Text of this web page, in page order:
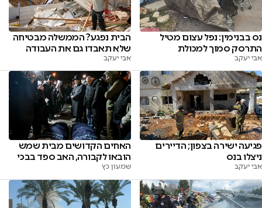
נס בבנימין: נפל עצום מטיל
התרסק סמוך למכולת
אבי יעקב
הבית נפגע? הממשלה מבטיחה
שלא תאבדו גם את העבודה
אבי יעקב
פגיעה ישירה בצפון; הדיירים
ניצלו בנס
אבי יעקב
האחים הקדושים מבית שמש
הובאו לקבורה, האב ספד בבכי
שמעון כץ